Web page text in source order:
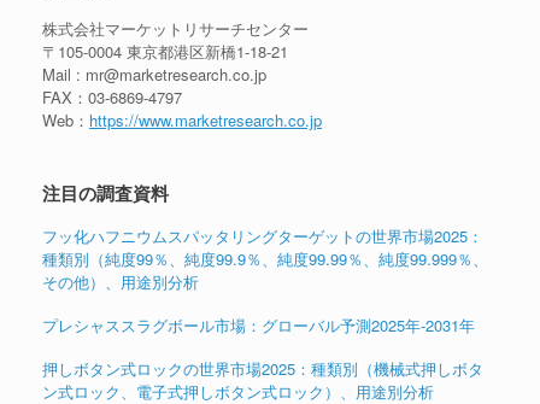
株式会社マーケットリサーチセンター
〒105-0004 東京都港区新橋1-18-21
Mail : mr@marketresearch.co.jp
FAX：03-6869-4797
Web： https://www.marketresearch.co.jp
注目の調査資料
フッ化ハフニウムスパッタリングターゲットの世界市場2025：
種類別（純度99％、純度99.9％、純度99.99％、純度99.999％、
その他）、用途別分析
プレシャススラグボール市場：グローバル予測2025年-2031年
押しボタン式ロックの世界市場2025：種類別（機械式押しボタ
ン式ロック、電子式押しボタン式ロック）、用途別分析